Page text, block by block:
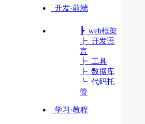
开发·前端
┣ web框架
┣ 开发语
言
┣ 工具
┣ 数据库
┗ 代码托
管
学习·教程
统信UOS
国内领先的操作系统